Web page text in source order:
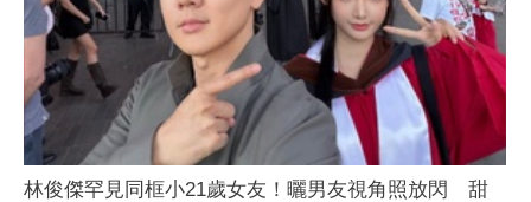
林俊傑罕見同框小21歲女友！曬男友視角照放閃 甜